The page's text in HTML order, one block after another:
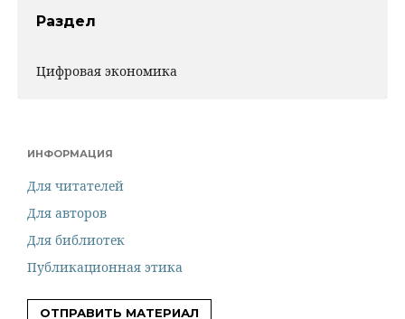
Раздел
Цифровая экономика
ИНФОРМАЦИЯ
Для читателей
Для авторов
Для библиотек
Публикационная этика
ОТПРАВИТЬ МАТЕРИАЛ